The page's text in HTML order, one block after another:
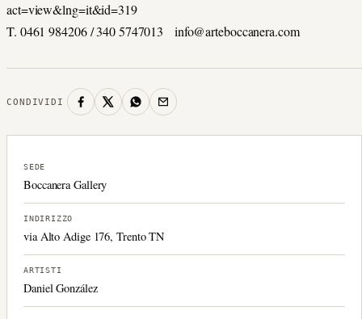
act=view&lng=it&id=319
T. 0461 984206 / 340 5747013 info@arteboccanera.com
CONDIVIDI
SEDE
Boccanera Gallery
INDIRIZZO
via Alto Adige 176, Trento TN
ARTISTI
Daniel González